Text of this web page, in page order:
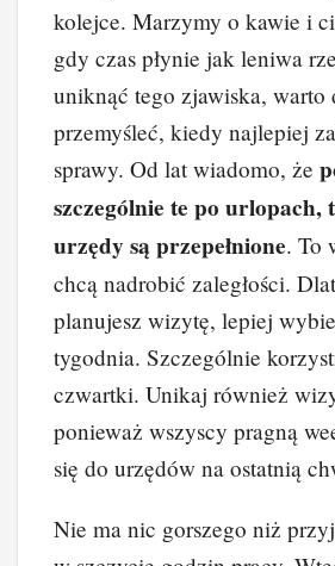
kolejce. Marzymy o kawie i
gdy czas płynie jak leniwa
uniknąć tego zjawiska, warto
przemyśleć, kiedy najlepiej
sprawy. Od lat wiadomo, że
szczególnie te po urlopach,
urzędy są przepełnione. To
chcą nadrobić zaległości.
planujesz wizytę, lepiej
tygodnia. Szczególnie
czwartki. Unikaj również
ponieważ wszyscy pragną
się do urzędów na ostatnią
Nie ma nic gorszego niż